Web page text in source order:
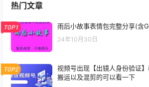
热门文章
TOP1 雨后小故事表情包完整分享(含
24年10月30日
TOP2
视频号出现【出镜人身份验证
搬运以及混剪的可以看一下